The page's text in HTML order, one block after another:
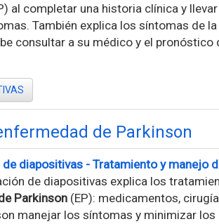
al completar una historia clínica y
También explica los síntomas de
consultar a su médico y el
de Parkinson
diapositivas - Tratamiento y manejo
de diapositivas explica los
Parkinson(EP): medicamentos,
manejar los síntomas y minimizar